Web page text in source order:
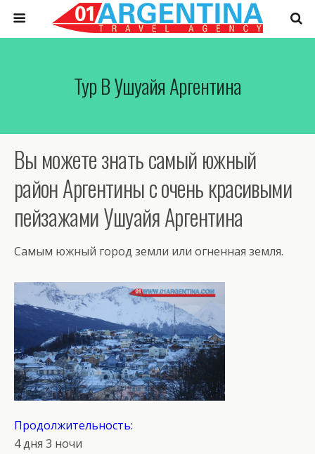
Тур В Ушуайя Аргентина
Вы можете знать самый южный
район Аргентины с очень красивыми
пейзажами Ушуайя Аргентина
Самым южный город земли или огненная земля.
Продолжительность:
4 дня 3 ночи